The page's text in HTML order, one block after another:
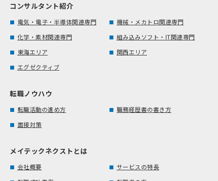
コンサルタント紹介
電気・電子・半導体関連専門
機械・メカトロ関連専門
化学・素材関連専門
組み込みソフト・IT関連専門
東海エリア
関西エリア
エグゼクティブ
転職ノウハウ
転職活動の進め方
職務経歴書の書き方
面接対策
メイテックネクストとは
会社概要
サービスの特長